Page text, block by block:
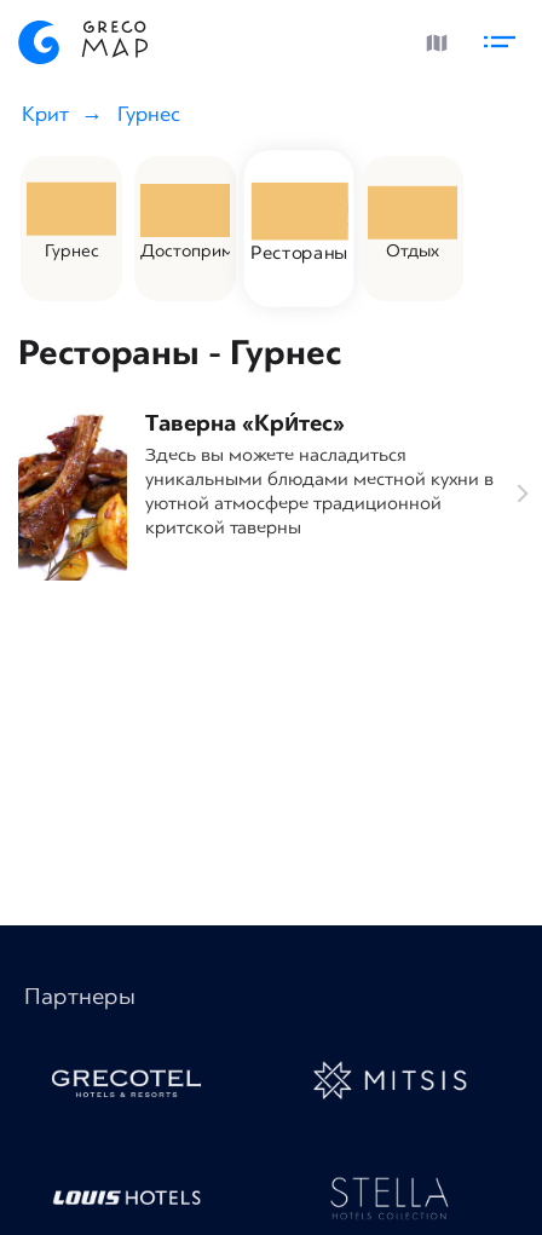
Крит Гурнес
Гурнес Достоприм. Рестораны Отдых
Рестораны - Гурнес
Таверна «Кри́тес»
Здесь вы можете насладиться
уникальными блюдами местной кухни в
уютной атмосфере традиционной
критской таверны
Партнеры